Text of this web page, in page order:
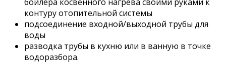
контуру отопительной системы
подсоединение входной/выходной трубы для
воды
разводка трубы в кухню или в ванную в точке
водоразбора.